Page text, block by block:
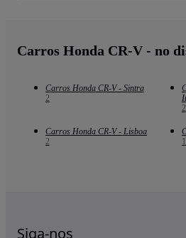
Carros Honda CR-V - no
Carros Honda CR-V - Sintra
2
2
Carros Honda CR-V - Lisboa
2
1
Siga-nos